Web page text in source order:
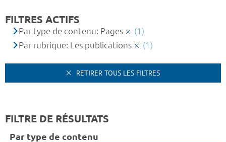
FILTRES ACTIFS
Par type de contenu: Pages
(1)
Par rubrique: Les publications
(1)
RETIRER TOUS LES FILTRES
FILTRE DE RÉSULTATS
Par type de contenu